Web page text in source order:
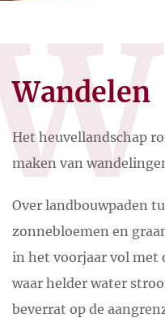
Wandelen
Het heuvellandschap
maken van
Over landbouwpaden
zonnebloemen en
in het voorjaar vol met
waar helder water
beverrat op de